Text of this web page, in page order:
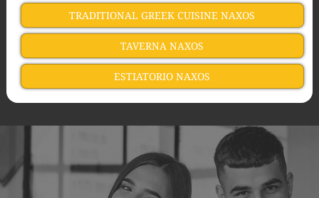
TRADITIONAL GREEK CUISINE NAXOS
TAVERNA NAXOS
ESTIATORIO NAXOS